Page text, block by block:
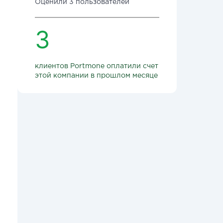
Оценили 3 пользователей
3
клиентов Portmone оплатили счет
этой компании в прошлом месяце